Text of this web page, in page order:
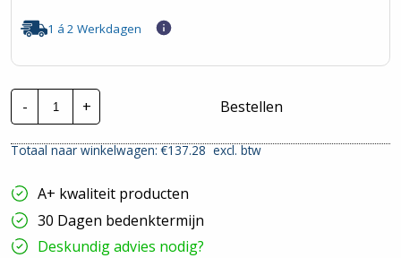
1 á 2 Werkdagen
-
Hager
HACO
Alamat
25A
30mA
C-
Kar.
6Ka
hoeveelheid
+ Bestellen
Totaal naar winkelwagen: €137.28excl. btw
A+ kwaliteit producten
30 Dagen bedenktermijn
Deskundig advies nodig?